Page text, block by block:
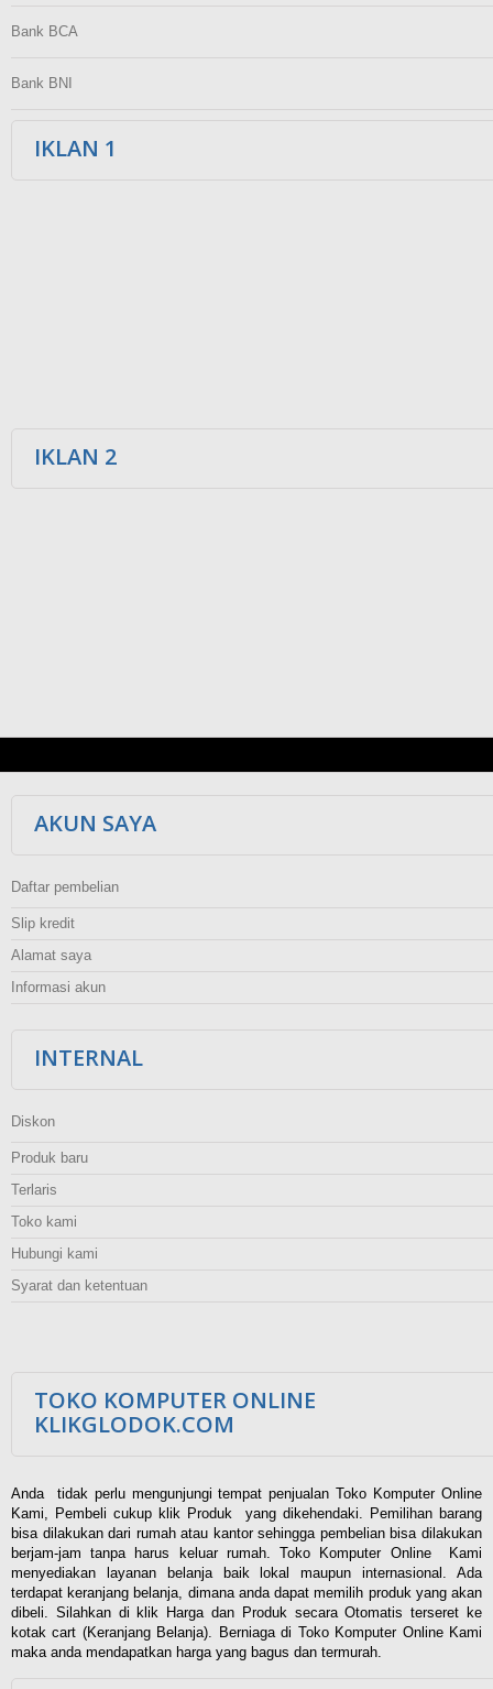
Bank BCA
Bank BNI
IKLAN 1
IKLAN 2
AKUN SAYA
Daftar pembelian
Slip kredit
Alamat saya
Informasi akun
INTERNAL
Diskon
Produk baru
Terlaris
Toko kami
Hubungi kami
Syarat dan ketentuan
TOKO KOMPUTER ONLINE
KLIKGLODOK.COM
Anda tidak perlu mengunjungi tempat penjualan Toko Komputer Online
Kami, Pembeli cukup klik Produk yang dikehendaki. Pemilihan barang
bisa dilakukan dari rumah atau kantor sehingga pembelian bisa dilakukan
berjam-jam tanpa harus keluar rumah. Toko Komputer Online Kami
menyediakan layanan belanja baik lokal maupun internasional. Ada
terdapat keranjang belanja, dimana anda dapat memilih produk yang akan
dibeli. Silahkan di klik Harga dan Produk secara Otomatis terseret ke
kotak cart (Keranjang Belanja). Berniaga di Toko Komputer Online Kami
maka anda mendapatkan harga yang bagus dan termurah.